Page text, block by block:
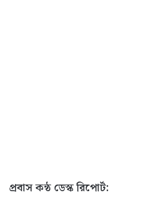
প্রবাস কন্ঠ ডেস্ক রিপোর্ট: